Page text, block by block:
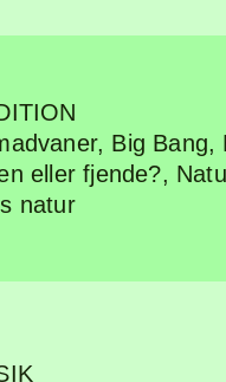
, Big Bang,
eller fjende?,
natur